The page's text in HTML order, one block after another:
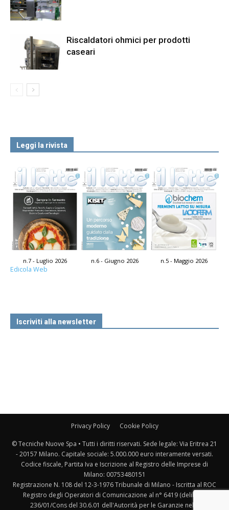
Riscaldatori ohmici per prodotti
caseari
Leggi la rivista
n.7 - Luglio 2026 n.6 - Giugno 2026 n.5 - Maggio 2026
Edicola Web
Iscriviti alla newsletter
Privacy Policy Cookie Policy
© Tecniche Nuove Spa • Tutti i diritti riservati. Sede legale: Via Eritrea 21
- 20157 Milano. Capitale sociale: 5.000.000 euro interamente versati.
Codice fiscale, Partita Iva e Iscrizione al Registro delle Imprese di
Milano: 00753480151
Registrazione N. 108 del 12-3-1976 Tribunale di Milano - Iscritta al ROC
Registro degli Operatori di Comunicazione al n° 6419 (delibera
236/01/Cons del 30.6.01 dell'Autorità per le Garanzie nelle